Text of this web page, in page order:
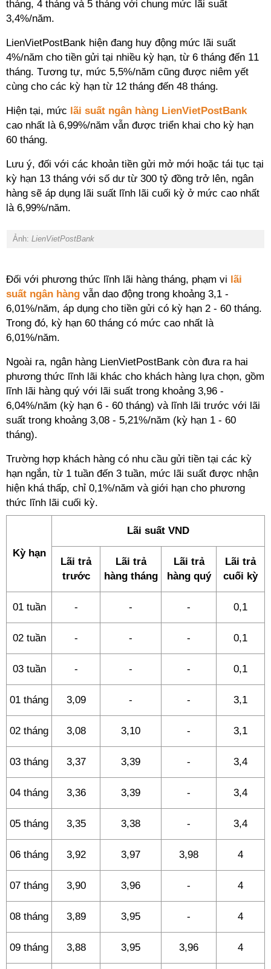
tháng, 4 tháng và 5 tháng với chung mức lãi suất
3,4%/năm.
LienVietPostBank hiện đang huy động mức lãi suất
4%/năm cho tiền gửi tại nhiều kỳ hạn, từ 6 tháng đến 11
tháng. Tương tự, mức 5,5%/năm cũng được niêm yết
cùng cho các kỳ hạn từ 12 tháng đến 48 tháng.
Hiện tại, mức lãi suất ngân hàng LienVietPostBank
cao nhất là 6,99%/năm vẫn được triển khai cho kỳ hạn
60 tháng.
Lưu ý, đối với các khoản tiền gửi mở mới hoặc tái tục tại
kỳ hạn 13 tháng với số dư từ 300 tỷ đồng trở lên, ngân
hàng sẽ áp dụng lãi suất lĩnh lãi cuối kỳ ở mức cao nhất
là 6,99%/năm.
Ảnh: LienVietPostBank
Đối với phương thức lĩnh lãi hàng tháng, phạm vi lãi
suất ngân hàng vẫn dao động trong khoảng 3,1 -
6,01%/năm, áp dụng cho tiền gửi có kỳ hạn 2 - 60 tháng.
Trong đó, kỳ hạn 60 tháng có mức cao nhất là
6,01%/năm.
Ngoài ra, ngân hàng LienVietPostBank còn đưa ra hai
phương thức lĩnh lãi khác cho khách hàng lựa chọn, gồm
lĩnh lãi hàng quý với lãi suất trong khoảng 3,96 -
6,04%/năm (kỳ hạn 6 - 60 tháng) và lĩnh lãi trước với lãi
suất trong khoảng 3,08 - 5,21%/năm (kỳ hạn 1 - 60
tháng).
Trường hợp khách hàng có nhu cầu gửi tiền tại các kỳ
hạn ngắn, từ 1 tuần đến 3 tuần, mức lãi suất được nhận
hiện khá thấp, chỉ 0,1%/năm và giới hạn cho phương
thức lĩnh lãi cuối kỳ.
Kỳ hạn
Lãi suất VND
Lãi trả
trước
Lãi trả
hàng tháng
Lãi trả
hàng quý
Lãi trả
cuối kỳ
01 tuần - - - 0,1
02 tuần - - - 0,1
03 tuần - - - 0,1
01 tháng 3,09 - - 3,1
02 tháng 3,08 3,10 - 3,1
03 tháng 3,37 3,39 - 3,4
04 tháng 3,36 3,39 - 3,4
05 tháng 3,35 3,38 - 3,4
06 tháng 3,92 3,97 3,98 4
07 tháng 3,90 3,96 - 4
08 tháng 3,89 3,95 - 4
09 tháng 3,88 3,95 3,96 4